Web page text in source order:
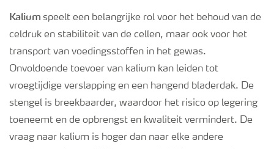
Kaliumspeelt een belangrijke rol voor het behoud van de
celdruk en stabiliteit van de cellen, maar ook voor het
transport van voedingsstoffen in het gewas.
Onvoldoende toevoer van kalium kan leiden tot
vroegtijdige verslapping en een hangend bladerdak. De
stengel is breekbaarder, waardoor het risico op legering
toeneemt en de opbrengst en kwaliteit vermindert. De
vraag naar kalium is hoger dan naar elke andere